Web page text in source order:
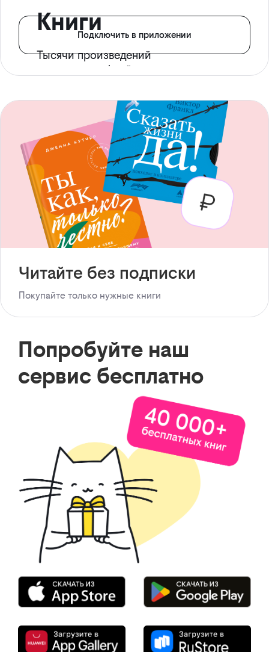
Книги
Тысячи произведений
с доступом офлайн
Подключить в приложении
Читайте без подписки
Покупайте только нужные книги
Попробуйте наш
сервис бесплатно